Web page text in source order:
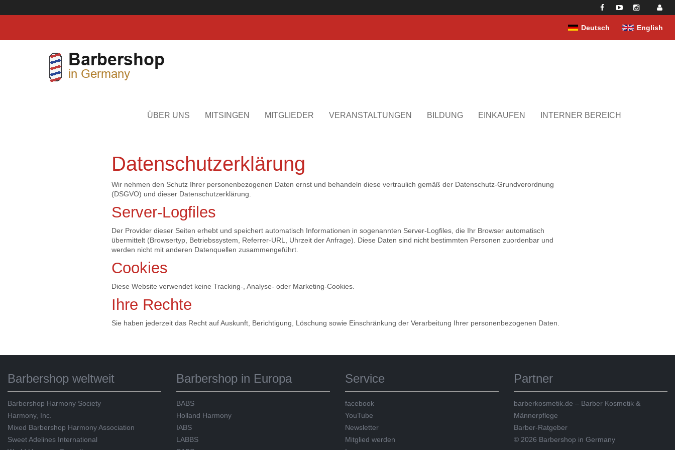
English
Deutsch
ÜBER UNS MITSINGEN MITGLIEDER VERANSTALTUNGEN BILDUNG EINKAUFEN INTERNER BEREICH
Datenschutzerklärung
Wir nehmen den Schutz Ihrer personenbezogenen Daten ernst und behandeln diese vertraulich gemäß der Datenschutz-Grundverordnung
(DSGVO) und dieser Datenschutzerklärung.
Server-Logfiles
Der Provider dieser Seiten erhebt und speichert automatisch Informationen in sogenannten Server-Logfiles, die Ihr Browser automatisch
übermittelt (Browsertyp, Betriebssystem, Referrer-URL, Uhrzeit der Anfrage). Diese Daten sind nicht bestimmten Personen zuordenbar und
werden nicht mit anderen Datenquellen zusammengeführt.
Cookies
Diese Website verwendet keine Tracking-, Analyse- oder Marketing-Cookies.
Ihre Rechte
Sie haben jederzeit das Recht auf Auskunft, Berichtigung, Löschung sowie Einschränkung der Verarbeitung Ihrer personenbezogenen Daten.
Barbershop weltweit
Barbershop Harmony Society
Harmony, Inc.
Mixed Barbershop Harmony Association
Sweet Adelines International
Barbershop in Europa
BABS
Holland Harmony
IABS
LABBS
Service
facebook
YouTube
Newsletter
Mitglied werden
Partner
barberkosmetik.de – Barber Kosmetik &
Männerpflege
Barber-Ratgeber
© 2026 Barbershop in Germany